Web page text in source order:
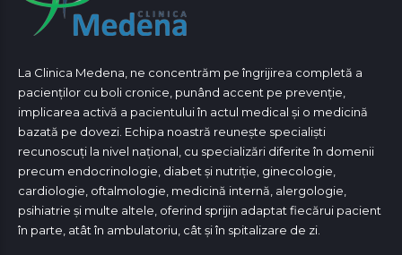
La Clinica Medena, ne concentrăm pe îngrijirea completă a
pacienților cu boli cronice, punând accent pe prevenție,
implicarea activă a pacientului în actul medical și o medicină
bazată pe dovezi. Echipa noastră reunește specialiști
recunoscuți la nivel național, cu specializări diferite în domenii
precum endocrinologie, diabet și nutriție, ginecologie,
cardiologie, oftalmologie, medicină internă, alergologie,
psihiatrie și multe altele, oferind sprijin adaptat fiecărui pacient
în parte, atât în ambulatoriu, cât și în spitalizare de zi.